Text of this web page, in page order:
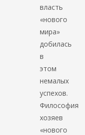
власть
«нового
мира»
добилась
в
этом
немалых
успехов.
Философия
хозяев
«нового